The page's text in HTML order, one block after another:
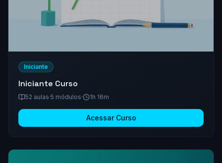
Iniciante
Iniciante Curso
52 aulas·5 módulos· 1h 16m
Acessar Curso